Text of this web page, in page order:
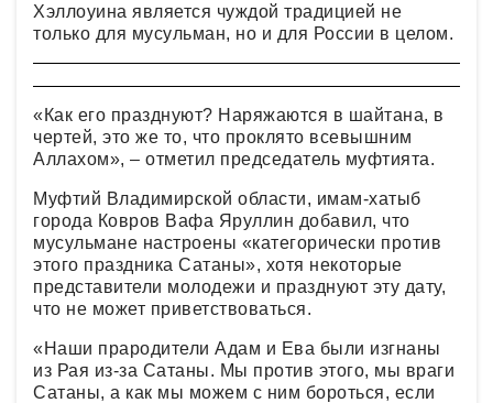
Хэллоуина является чуждой традицией не
только для мусульман, но и для России в целом.
«Как его празднуют? Наряжаются в шайтана, в
чертей, это же то, что проклято всевышним
Аллахом», – отметил председатель муфтията.
Муфтий Владимирской области, имам-хатыб
города Ковров Вафа Яруллин добавил, что
мусульмане настроены «категорически против
этого праздника Сатаны», хотя некоторые
представители молодежи и празднуют эту дату,
что не может приветствоваться.
«Наши прародители Адам и Ева были изгнаны
из Рая из-за Сатаны. Мы против этого, мы враги
Сатаны, а как мы можем с ним бороться, если